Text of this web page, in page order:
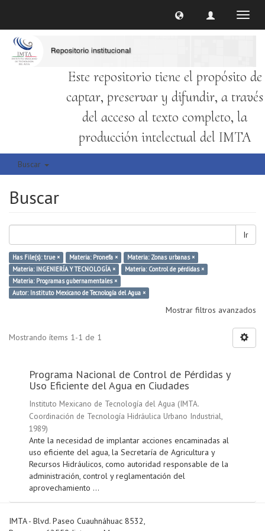
Este repositorio tiene el propósito de
captar, preservar y difundir, a través
del acceso al texto completo, la
producción intelectual del IMTA
Buscar
Buscar
Ir
Has File(s): true × Materia: Pronefa ×
Materia: Zonas urbanas ×
Materia: INGENIERÍA Y TECNOLOGÍA ×
Materia: Control de pérdidas ×
Materia: Programas gubernamentales ×
Autor: Instituto Mexicano de Tecnología del Agua ×
Mostrar filtros avanzados
Mostrando ítems 1-1 de 1
Programa Nacional de Control de Pérdidas y
Uso Eficiente del Agua en Ciudades
Instituto Mexicano de Tecnología del Agua (IMTA.
Coordinación de Tecnología Hidráulica Urbano Industrial,
1989)
Ante la necesidad de implantar acciones encaminadas al
uso eficiente del agua, la Secretaría de Agricultura y
Recursos Hidráulicos, como autoridad responsable de la
administración, control y reglamentación del
aprovechamiento ...
IMTA - Blvd. Paseo Cuauhnáhuac 8532,